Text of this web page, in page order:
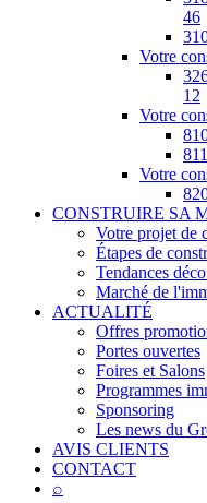
46
Votre
12
Votre
Votre
CONSTRUIRE SA
Votre projet de
Étapes de
Tendances
Marché de
ACTUALITÉ
Offres
Portes ouvertes
Foires et Salons
Programmes
Sponsoring
Les news du
AVIS CLIENTS
CONTACT
⌕